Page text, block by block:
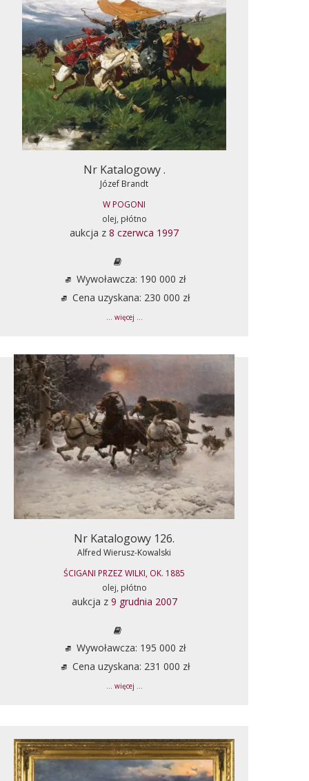
Nr Katalogowy .
Józef Brandt
W POGONI
olej, płótno
aukcja z 8 czerwca 1997
Wywoławcza: 190 000 zł
Cena uzyskana: 230 000 zł
... więcej ...
Nr Katalogowy 126.
Alfred Wierusz-Kowalski
ŚCIGANI PRZEZ WILKI, OK. 1885
olej, płótno
aukcja z 9 grudnia 2007
Wywoławcza: 195 000 zł
Cena uzyskana: 231 000 zł
... więcej ...